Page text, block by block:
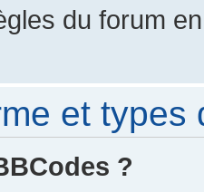
du forum
et types
?